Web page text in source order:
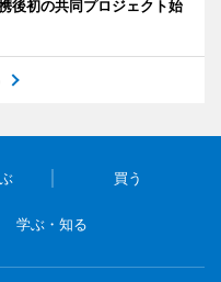
後初の共同プロジェクト始
買う
学ぶ・知る